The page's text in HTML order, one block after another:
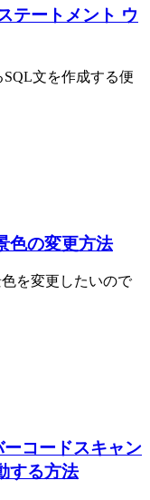
テートメント ウ
文を作成する便
色の変更方法
を変更したいので
ーコードスキャン
する方法